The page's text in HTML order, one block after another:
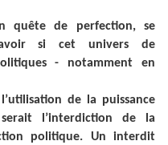
quête de perfection, se
si cet univers de
- notamment en
de la puissance
l’interdiction de la
politique. Un interdit